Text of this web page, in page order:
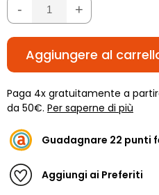
- +
Aggiungere al
Paga 4x gratuitamente a
da 50€. Per saperne di più
Guadagnare 22 punti
Aggiungi ai Preferiti